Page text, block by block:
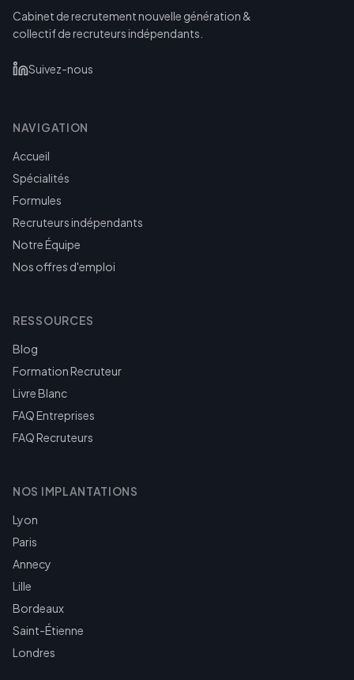
Cabinet de recrutement nouvelle génération &
collectif de recruteurs indépendants.
Suivez-nous
NAVIGATION
Accueil
Spécialités
Formules
Recruteurs indépendants
Notre Équipe
Nos offres d'emploi
RESSOURCES
Blog
Formation Recruteur
Livre Blanc
FAQ Entreprises
FAQ Recruteurs
NOS IMPLANTATIONS
Lyon
Paris
Annecy
Lille
Bordeaux
Saint-Étienne
Londres